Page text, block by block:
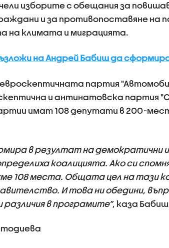
изборите с обещания за
и за противопоставяне на
на климата и миграцията.
на Андрей Бабиш да
партия
и антинатовска партия
имат 108 депутати в 200-
в резултат на демократични
коалицията. Ако си
108 места. Общата цел на тази
И това ни обедини,
в програмите”, каза